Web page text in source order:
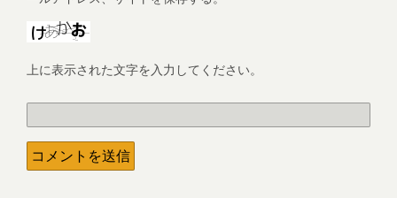
上に表示された文字を入力してください。